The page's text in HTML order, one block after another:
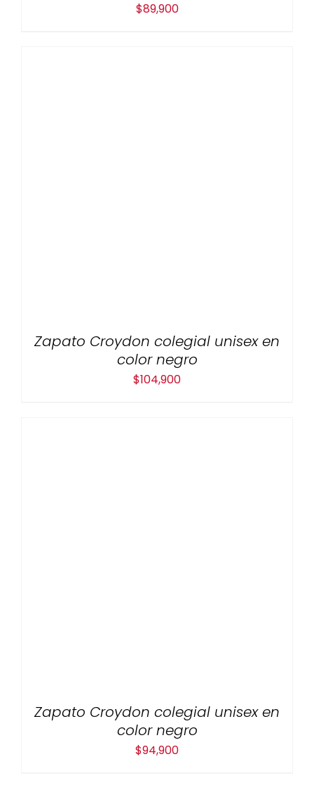
$89,900
Zapato Croydon colegial unisex en
color negro
$104,900
Zapato Croydon colegial unisex en
color negro
$94,900